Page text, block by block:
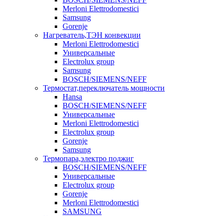
Merloni Elettrodomestici
Samsung
Gorenje
Нагреватель,ТЭН конвекции
Merloni Elettrodomestici
Универсальные
Electrolux group
Samsung
BOSCH/SIEMENS/NEFF
Термостат,переключатель мощности
Hansa
BOSCH/SIEMENS/NEFF
Универсальные
Merloni Elettrodomestici
Electrolux group
Gorenje
Samsung
Термопара,электро поджиг
BOSCH/SIEMENS/NEFF
Универсальные
Electrolux group
Gorenje
Merloni Elettrodomestici
SAMSUNG